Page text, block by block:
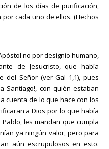
de los días de purificación,
cada uno de ellos. (Hechos
no por designio humano,
de Jesucristo, que había
del Señor (ver Gal 1,1), pues
Santiago!, con quién estaban
cuenta de lo que hace con los
a Dios por lo que había
les mandan que cumpla
ya ningún valor, pero para
aún escrupulosos en esto.